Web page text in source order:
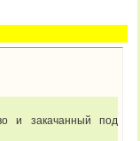
и закачанный под